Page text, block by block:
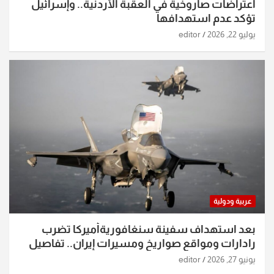
اعتراضات صاروخية في العقبة الأردنية.. وإسرائيل
تؤكد عدم استهدافها
يوليو 22, 2026 editor
عربية ودولية
بعد استهداف سفينة سنغافوريةأميركا تضرب
رادارات ومواقع صواريخ ومسيرات إيران.. تفاصيل
الساعات الماضية
يونيو 27, 2026 editor